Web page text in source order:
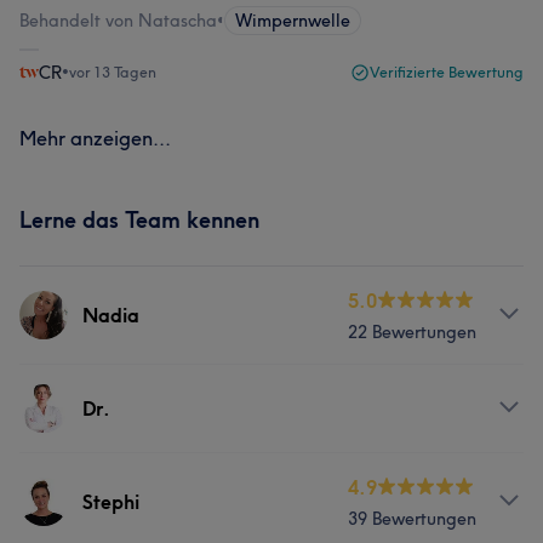
Behandelt von Natascha• Wimpernwelle
CR•vor 13 Tagen Verifizierte Bewertung
Mehr anzeigen...
Lerne das Team kennen
Nadia
5.0
22 Bewertungen
Services
Was unsere Kunden über Nadia sagen
Dr.
Services
Stephi
4.9
39 Bewertungen